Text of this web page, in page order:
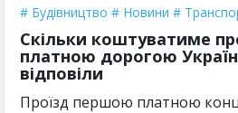
Будівництво Новини
Скільки коштуватиме
платною дорогою
відповіли
Проїзд першою платною